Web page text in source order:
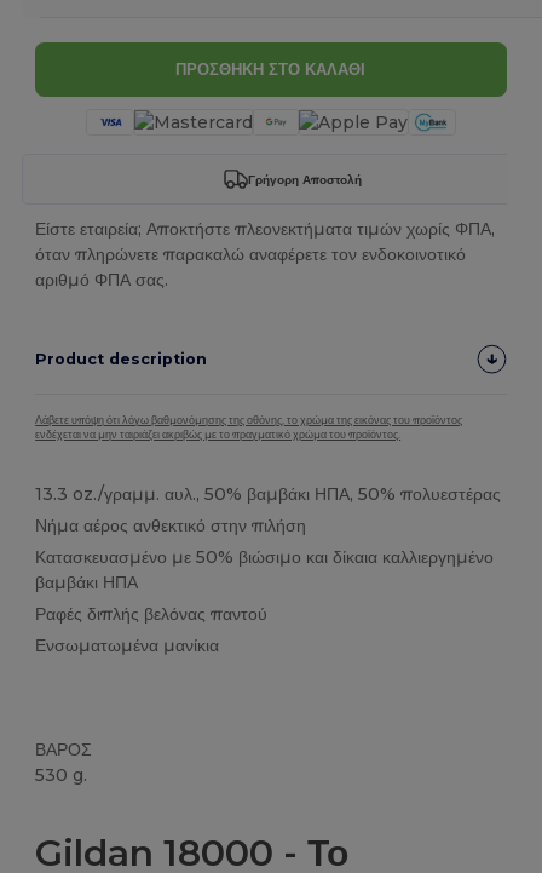
ΠΡΟΣΘΗΚΗ ΣΤΟ ΚΑΛΑΘΙ
Γρήγορη Αποστολή
Είστε εταιρεία; Αποκτήστε πλεονεκτήματα τιμών χωρίς ΦΠΑ,
όταν πληρώνετε παρακαλώ αναφέρετε τον ενδοκοινοτικό
αριθμό ΦΠΑ σας.
Product description
Λάβετε υπόψη ότι λόγω βαθμονόμησης της οθόνης, το χρώμα της εικόνας του προϊόντος
ενδέχεται να μην ταιριάζει ακριβώς με το πραγματικό χρώμα του προϊόντος.
13.3 oz./γραμμ. αυλ., 50% βαμβάκι ΗΠΑ, 50% πολυεστέρας
Νήμα αέρος ανθεκτικό στην πιλήση
Κατασκευασμένο με 50% βιώσιμο και δίκαια καλλιεργημένο
βαμβάκι ΗΠΑ
Ραφές διπλής βελόνας παντού
Ενσωματωμένα μανίκια
ΒΑΡΟΣ
530 g.
Gildan 18000 - Το